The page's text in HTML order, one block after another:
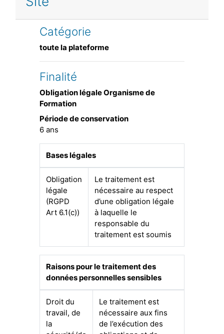
Catégorie
toute la plateforme
Finalité
Obligation légale Organisme de
Formation
Période de conservation
6 ans
Bases légales
Obligation
légale
(RGPD
Art 6.1(c))
Le traitement est
nécessaire au respect
d’une obligation légale
à laquelle le
responsable du
traitement est soumis
Raisons pour le traitement des
données personnelles sensibles
Droit du
travail, de
la
Le traitement est
nécessaire aux fins
de l’exécution des